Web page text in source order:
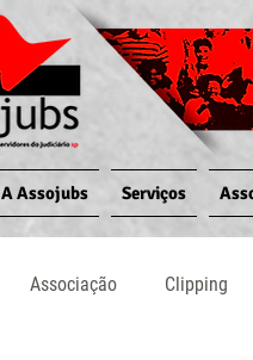
A Assojubs Serviços
Associação Clipping